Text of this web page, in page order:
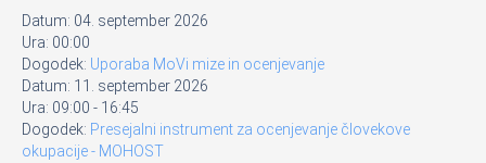
Datum: 04. september 2026
Ura: 00:00
Dogodek: Uporaba MoVi mize in ocenjevanje
Datum: 11. september 2026
Ura: 09:00 - 16:45
Dogodek: Presejalni instrument za ocenjevanje človekove
okupacije - MOHOST